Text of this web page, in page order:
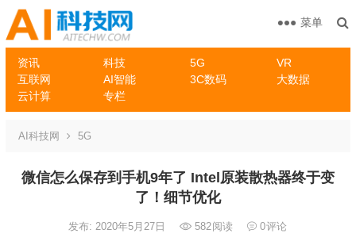
资讯 科技 5G
VR
互联网
AI智能 3C数码
大数据
云计算
专栏
菜单
AI科技网 5G
微信怎么保存到手机9年了 Intel原装散热器终于变
了！细节优化
发布: 2020年5月27日 582阅读 0评论